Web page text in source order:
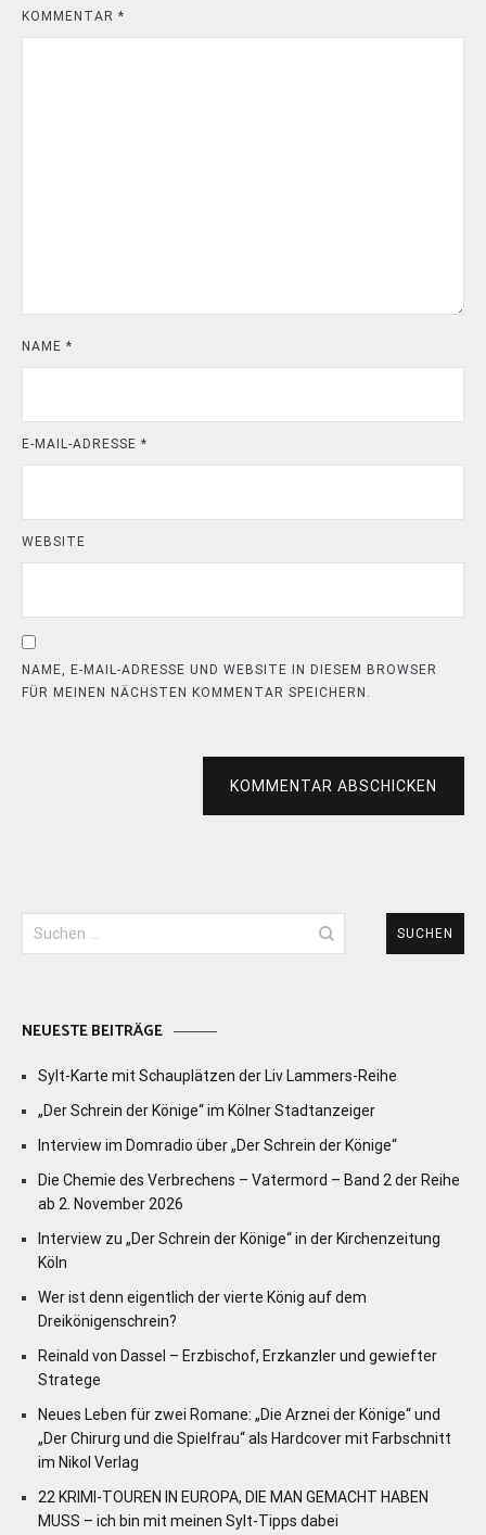
KOMMENTAR *
NAME *
E-MAIL-ADRESSE *
WEBSITE
NAME, E-MAIL-ADRESSE UND WEBSITE IN DIESEM BROWSER
FÜR MEINEN NÄCHSTEN KOMMENTAR SPEICHERN.
KOMMENTAR ABSCHICKEN
Suchen
nach:
NEUESTE BEITRÄGE
Sylt-Karte mit Schauplätzen der Liv Lammers-Reihe
„Der Schrein der Könige“ im Kölner Stadtanzeiger
Interview im Domradio über „Der Schrein der Könige“
Die Chemie des Verbrechens – Vatermord – Band 2 der Reihe
ab 2. November 2026
Interview zu „Der Schrein der Könige“ in der Kirchenzeitung
Köln
Wer ist denn eigentlich der vierte König auf dem
Dreikönigenschrein?
Reinald von Dassel – Erzbischof, Erzkanzler und gewiefter
Stratege
Neues Leben für zwei Romane: „Die Arznei der Könige“ und
„Der Chirurg und die Spielfrau“ als Hardcover mit Farbschnitt
im Nikol Verlag
22 KRIMI-TOUREN IN EUROPA, DIE MAN GEMACHT HABEN
MUSS – ich bin mit meinen Sylt-Tipps dabei